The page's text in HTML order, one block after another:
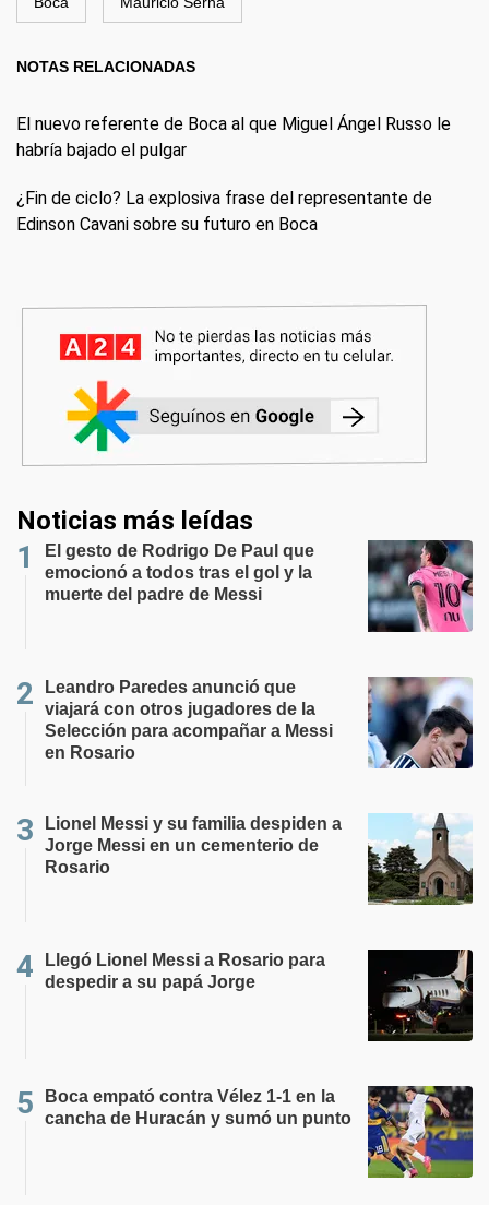
NOTAS RELACIONADAS
El nuevo referente de Boca al que Miguel Ángel Russo le
habría bajado el pulgar
¿Fin de ciclo? La explosiva frase del representante de
Edinson Cavani sobre su futuro en Boca
Noticias más leídas
El gesto de Rodrigo De Paul que
emocionó a todos tras el gol y la
muerte del padre de Messi
Leandro Paredes anunció que
viajará con otros jugadores de la
Selección para acompañar a Messi
en Rosario
Lionel Messi y su familia despiden a
Jorge Messi en un cementerio de
Rosario
Llegó Lionel Messi a Rosario para
despedir a su papá Jorge
Boca empató contra Vélez 1-1 en la
cancha de Huracán y sumó un punto